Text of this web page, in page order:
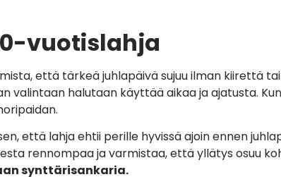
vuotislahja
että tärkeä juhlapäivä sujuu ilman kiirettä
valintaan halutaan käyttää aikaa ja ajatusta.
että lahja ehtii perille hyvissä ajoin ennen
rennompaa ja varmistaa, että yllätys osuu
synttärisankaria.